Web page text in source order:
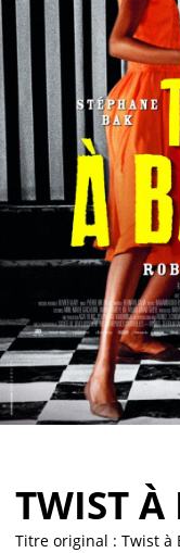
Vendre
TWIST
Titre original : Twist à